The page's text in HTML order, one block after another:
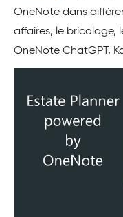
OneNote dans
affaires, le bricolage,
OneNote ChatGPT,